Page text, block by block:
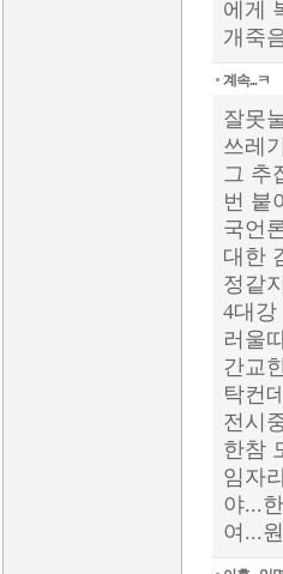
에게
개죽
계속...ㅋ
잘못
쓰레
그 추
번 붙
국언
대한
정같
4대
러울
간교
탁컨
전시
한참
임자
야...
여...